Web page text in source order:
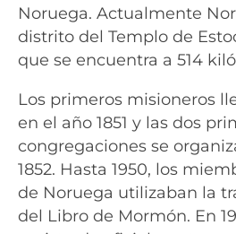
Noruega. Actualmente
distrito del Templo de
que se encuentra a 514
Los primeros misioneros
en el año 1851 y las dos
congregaciones se
1852. Hasta 1950, los
de Noruega utilizaban la
del Libro de Mormón. En